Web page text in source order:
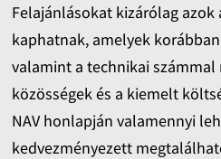
Felajánlásokat kizárólag azok
kaphatnak, amelyek
valamint a technikai
közösségek és a kiemelt
NAV honlapján valamennyi
kedvezményezett